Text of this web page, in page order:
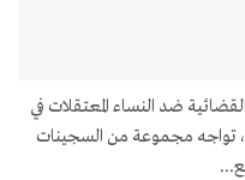
ضد النساء المعتقلات في
المعتقلين، تواجه مجموعة من السجينات